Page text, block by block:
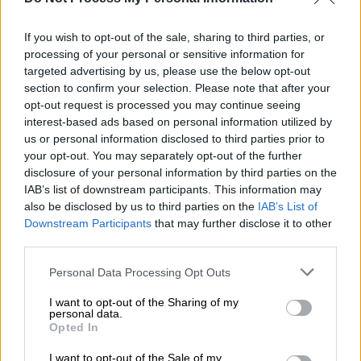
If you wish to opt-out of the sale, sharing to third parties, or
processing of your personal or sensitive information for
targeted advertising by us, please use the below opt-out
section to confirm your selection. Please note that after your
opt-out request is processed you may continue seeing
interest-based ads based on personal information utilized by
us or personal information disclosed to third parties prior to
your opt-out. You may separately opt-out of the further
disclosure of your personal information by third parties on the
IAB’s list of downstream participants. This information may
also be disclosed by us to third parties on the IAB’s List of
Downstream Participants that may further disclose it to other
Please note that this website/app uses one or more Google
not limited to your visit or usage behaviour. You may click to
grant or deny consent to Google and its third-party tags to
use your data for below specified purposes in below Google
consent section.
Personal Data Processing Opt Outs
I want to opt-out of the Sharing of my
personal data.
Opted In
I want to opt-out of the Sale of my
φαρμακευτική δράση, όπως έδειξαν οι
κατασχέθηκαν. Σύμφωνα με το διαβιβαστικό
της Αστυνομίας ο 66χρονος χρέωνε την
«μαγική» θεραπεία του ανάλογα με το πώς
έκρινε ότι είναι η οικονομική κατάσταση του
θύματος. Από 200 έως 300 ευρώ ήταν το
κόστος ανά φιαλίδιο καιαπό 10.000 έως
25.000η κάθε ένεση βλαστοκυττάρων με τον
κατηγορούμενο να δέχεται μόνο πληρωμές
σε μετρητά και να μην έχει κόψει ούτε μία
απόδειξη για τις «υπηρεσίες» του.